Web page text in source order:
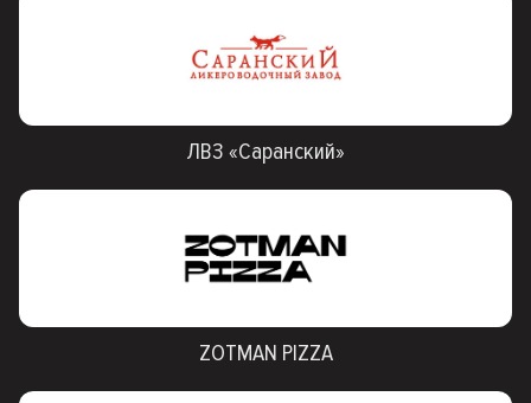
ЛВЗ «Саранский»
ZOTMAN PIZZA